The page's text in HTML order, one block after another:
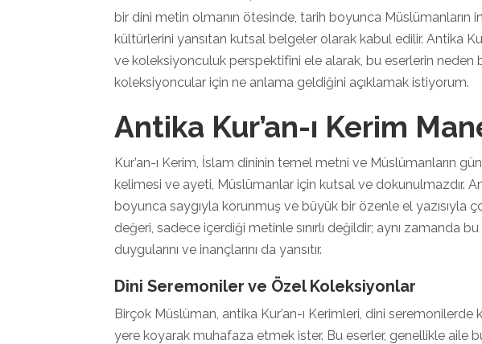
bir dini metin olmanın ötesinde, tarih boyunca Müslümanların
kültürlerini yansıtan kutsal belgeler olarak kabul edilir. Antika
ve koleksiyonculuk perspektifini ele alarak, bu eserlerin neden
koleksiyoncular için ne anlama geldiğini açıklamak istiyorum.
Antika Kur’an-ı Kerim
Kur’an-ı Kerim, İslam dininin temel metni ve Müslümanların
kelimesi ve ayeti, Müslümanlar için kutsal ve dokunulmazdır.
boyunca saygıyla korunmuş ve büyük bir özenle el yazısıyla
değeri, sadece içerdiği metinle sınırlı değildir; aynı zamanda
duygularını ve inançlarını da yansıtır.
Dini Seremoniler ve Özel Koleksiyonlar
Birçok Müslüman, antika Kur’an-ı Kerimleri, dini
yere koyarak muhafaza etmek ister. Bu eserler, genellikle aile